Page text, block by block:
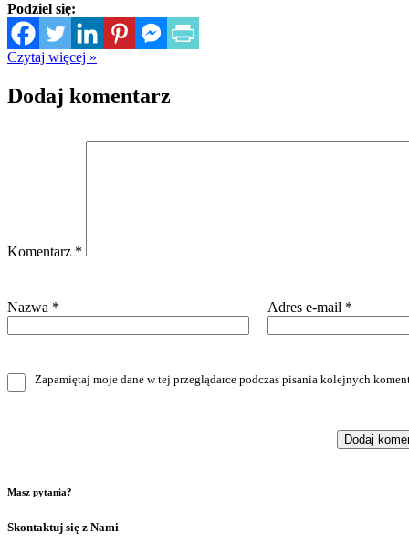
Podziel się:
Czytaj więcej »
Dodaj komentarz
Komentarz *
Nazwa * Adres e-mail *
Zapamiętaj moje dane w tej przeglądarce podczas pisania kolejnych
Masz pytania?
Skontaktuj się z Nami